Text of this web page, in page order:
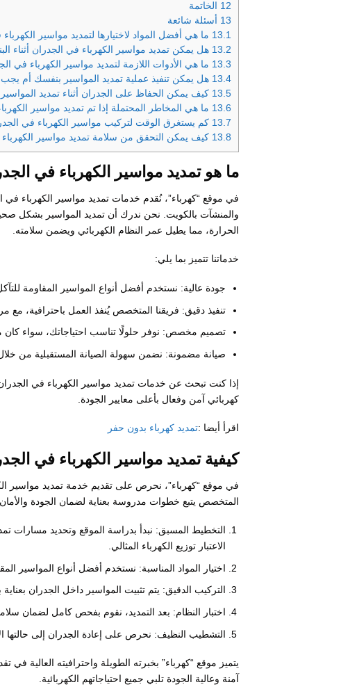
12 الخاتمة
13 أسئلة شائعة
13.1 ما هي أفضل المواد لاختيارها لتمديد مواسير
13.2 هل يمكن تمديد مواسير الكهرباء في الجدران أثناء
13.3 ما هي الأدوات اللازمة لتمديد مواسير الكهرباء في
13.4 هل يمكن تنفيذ عملية تمديد المواسير بنفسك أم
13.5 كيف يمكن الحفاظ على الجدران أثناء تمديد المواسير
13.6 ما هي المخاطر المحتملة إذا تم تمديد مواسير
13.7 كم يستغرق الوقت لتركيب مواسير الكهرباء في
13.8 كيف يمكن التحقق من سلامة تمديد مواسير الكهرباء
ما هو تمديد مواسير الكهرباء في
في موقع “كهرباء”، نُقدم خدمات تمديد مواسير الكهرباء في
والمنشآت بالكويت. نحن ندرك أن تمديد المواسير بشكل
الحرارة، مما يطيل عمر النظام الكهربائي ويضمن سلامته.
خدماتنا تتميز بما يلي:
جودة عالية: نستخدم أفضل أنواع المواسير المقاومة
تنفيذ دقيق: فريقنا المتخصص يُنفذ العمل باحترافية،
تصميم مخصص: نوفر حلولًا تناسب احتياجاتك، سواء كان
صيانة مضمونة: نضمن سهولة الصيانة المستقبلية من
إذا كنت تبحث عن خدمات تمديد مواسير الكهرباء في
كهربائي آمن وفعال بأعلى معايير الجودة.
اقرأ أيضا :تمديد كهرباء بدون حفر
كيفية تمديد مواسير الكهرباء في
في موقع “كهرباء”، نحرص على تقديم خدمة تمديد مواسير
المتخصص يتبع خطوات مدروسة بعناية لضمان الجودة
التخطيط المسبق: نبدأ بدراسة الموقع وتحديد مسارات
الاعتبار توزيع الكهرباء المثالي.
اختيار المواد المناسبة: نستخدم أفضل أنواع المواسير
التركيب الدقيق: يتم تثبيت المواسير داخل الجدران
اختبار النظام: بعد التمديد، نقوم بفحص كامل لضمان
التشطيب النظيف: نحرص على إعادة الجدران إلى حالتها
يتميز موقع “كهرباء” بخبرته الطويلة واحترافيته العالية
آمنة وعالية الجودة تلبي جميع احتياجاتهم الكهربائية.